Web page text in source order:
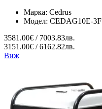
Марка: Cedrus
Модел: CEDAG10E-3F
3581.00€ / 7003.83лв.
3151.00€ / 6162.82лв.
Виж